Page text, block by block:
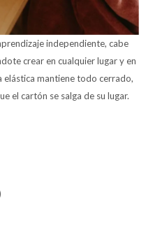
independiente, cabe
crear en cualquier lugar y en
elástica mantiene todo cerrado,
el cartón se salga de su lugar.